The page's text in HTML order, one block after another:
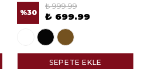
%30
₺ 999.99
₺ 699.99
SEPETE EKLE